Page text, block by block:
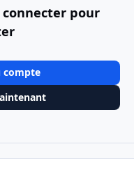
pour
compte